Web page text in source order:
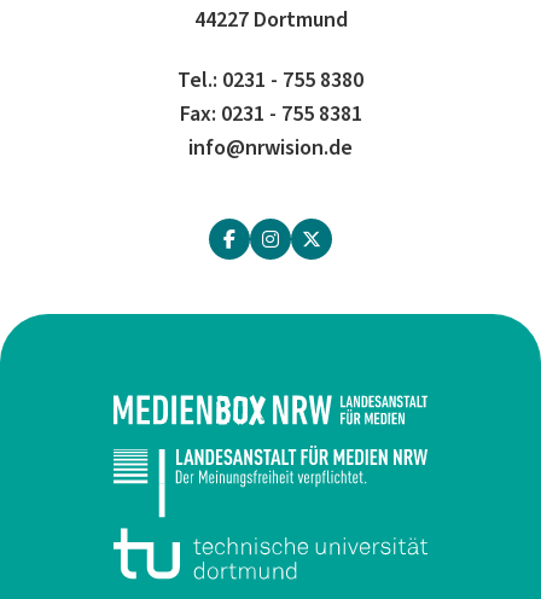
44227 Dortmund
Tel.: 0231 - 755 8380
Fax: 0231 - 755 8381
info@nrwision.de